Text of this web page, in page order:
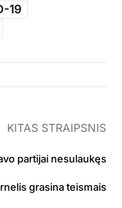
19
KITAS STRAIPSNIS
partijai nesulaukęs
grasina teismais